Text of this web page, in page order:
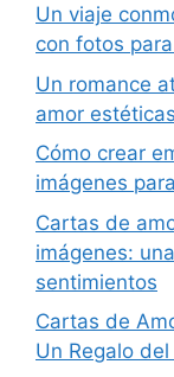
Un viaje
con fotos
Un romance
amor
Cómo crear
imágenes
Cartas de
imágenes:
sentimientos
Cartas de
Un Regalo